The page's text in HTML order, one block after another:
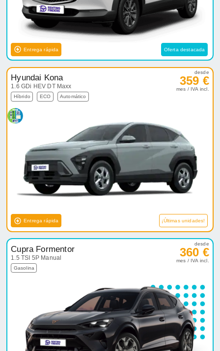
Entrega rápida Oferta destacada
Hyundai Kona
1.6 GDi HEV DT Maxx
Híbrido ECO Automático
desde
359 €
mes / IVA incl.
Entrega rápida ¡Últimas unidades!
Cupra Formentor
1.5 TSI 5P Manual
Gasolina
desde
360 €
mes / IVA incl.